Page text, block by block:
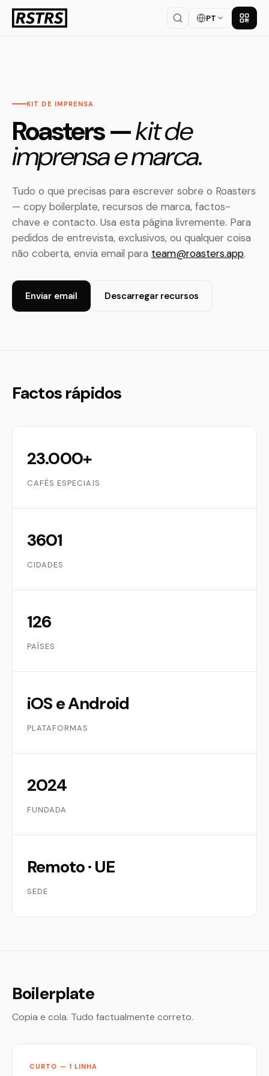
PT Baixar
KIT DE IMPRENSA
Roasters —kit de
imprensa e marca.
Tudo o que precisas para escrever sobre o Roasters
— copy boilerplate, recursos de marca, factos-
chave e contacto. Usa esta página livremente. Para
pedidos de entrevista, exclusivos, ou qualquer coisa
não coberta, envia email para team@roasters.app.
Enviar email Descarregar recursos
Factos rápidos
23.000+
CAFÉS ESPECIAIS
3601
CIDADES
126
PAÍSES
iOS e Android
PLATAFORMAS
2024
FUNDADA
Remoto · UE
SEDE
Boilerplate
Copia e cola. Tudo factualmente correto.
CURTO — 1 LINHA